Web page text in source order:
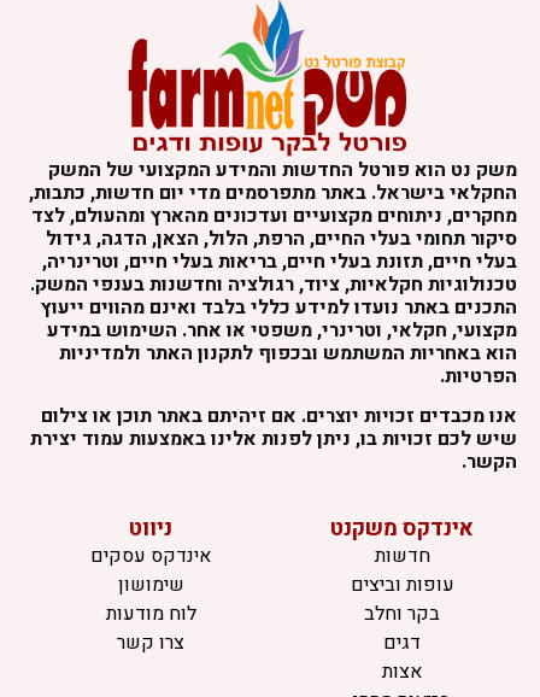
נט הוא פורטל החדשות והמידע המקצועי של המשק
בישראל. באתר מתפרסמים מדי יום חדשות, כתבות,
ניתוחים מקצועיים ועדכונים מהארץ ומהעולם, לצד
תחומי בעלי החיים, הרפת, הלול, הצאן, הדגה, גידול
חיים, תזונת בעלי חיים, בריאות בעלי חיים, וטרינריה,
חקלאיות, ציוד, רגולציה וחדשנות בענפי המשק.
באתר נועדו למידע כללי בלבד ואינם מהווים ייעוץ
חקלאי, וטרינרי, משפטי או אחר. השימוש במידע
באחריות המשתמש ובכפוף לתקנון האתר ולמדיניות
מכבדים זכויות יוצרים. אם זיהיתם באתר תוכן או צילום
לכם זכויות בו, ניתן לפנות אלינו באמצעות עמוד יצירת
אינדקס משקנט
חדשות
עופות וביצים
בקר וחלב
דגים
אצות
ניווט
אינדקס עסקים
שימושון
לוח מודעות
צרו קשר